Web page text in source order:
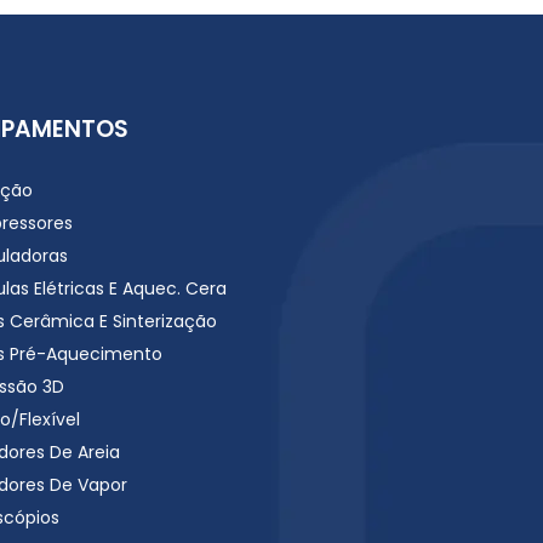
Elétricas E Aquec. Cera
Cerâmica E Sinterização
Pré-Aquecimento
3D
Flexível
De Areia
De Vapor